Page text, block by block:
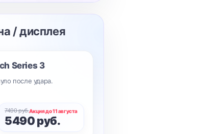
/ дисплея
Series 3
после удара.
7490 руб.Акция до 11 августа
5490 руб.